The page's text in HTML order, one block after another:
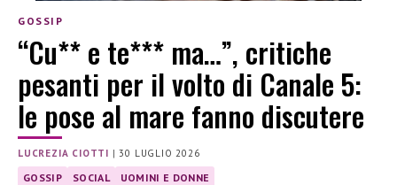
GOSSIP
“Cu** e te*** ma…”, critiche
pesanti per il volto di Canale 5:
le pose al mare fanno discutere
LUCREZIA CIOTTI |30 LUGLIO 2026
GOSSIP SOCIAL UOMINI E DONNE